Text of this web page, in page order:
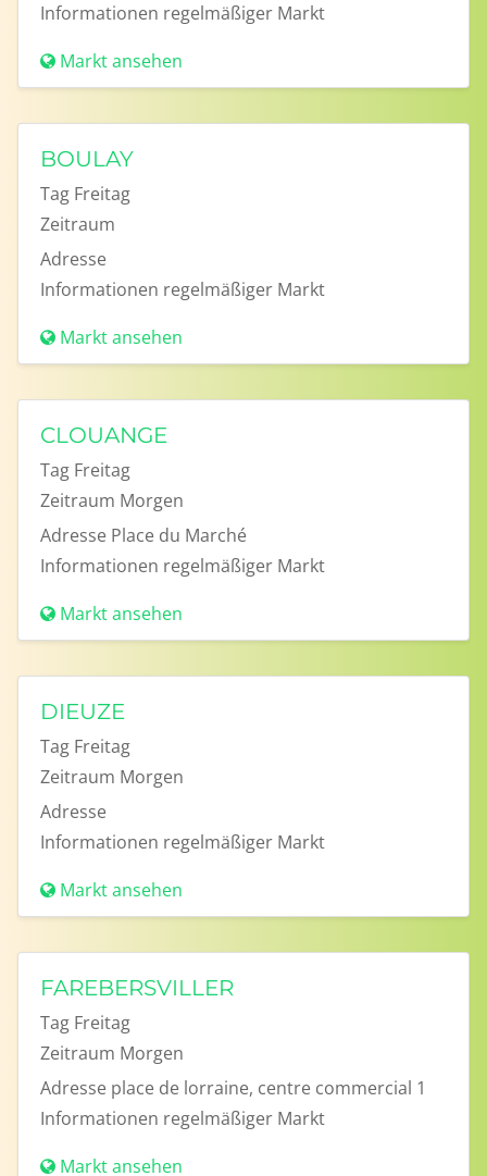
Informationen regelmäßiger Markt
Markt ansehen
BOULAY
Tag Freitag
Zeitraum
Adresse
Informationen regelmäßiger Markt
Markt ansehen
CLOUANGE
Tag Freitag
Zeitraum Morgen
Adresse Place du Marché
Informationen regelmäßiger Markt
Markt ansehen
DIEUZE
Tag Freitag
Zeitraum Morgen
Adresse
Informationen regelmäßiger Markt
Markt ansehen
FAREBERSVILLER
Tag Freitag
Zeitraum Morgen
Adresse place de lorraine, centre commercial 1
Informationen regelmäßiger Markt
Markt ansehen